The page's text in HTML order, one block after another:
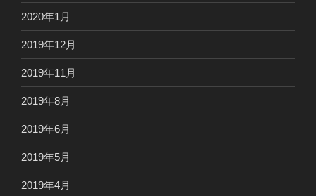
2020年1月
2019年12月
2019年11月
2019年8月
2019年6月
2019年5月
2019年4月